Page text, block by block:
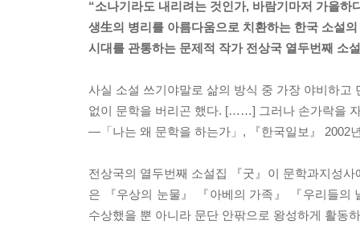
“소나기라도 내리려는 것인가, 바람기마저 가을하
생生의 병리를 아름다움으로 치환하는 한국 소설
시대를 관통하는 문제적 작가 전상국 열두번째 소
사실 소설 쓰기야말로 삶의 방식 중 가장 야비하
없이 문학을 버리곤 했다. [……] 그러나 손가락을
―「나는 왜 문학을 하는가」, 『한국일보』 2002
전상국의 열두번째 소설집 『굿』이 문학과지성
은 『우상의 눈물』 『아베의 가족』 『우리들의
수상했을 뿐 아니라 문단 안팎으로 왕성하게 활동